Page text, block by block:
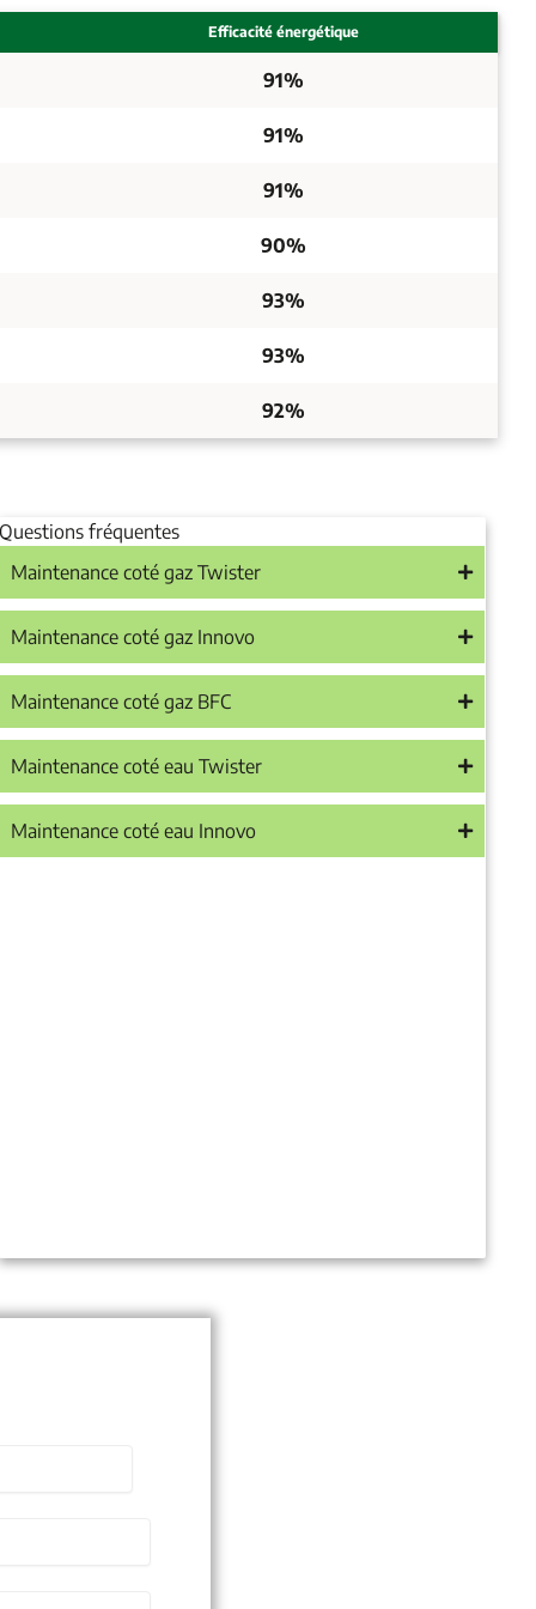
Efficacité énergétique
91%
91%
91%
90%
93%
93%
92%
Questions fréquentes
Maintenance coté gaz Twister
Maintenance coté gaz Innovo
Maintenance coté gaz BFC
Maintenance coté eau Twister
Maintenance coté eau Innovo